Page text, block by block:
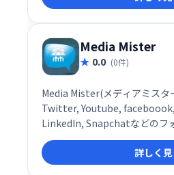
Media Mister
0.0 (0件)
Media Mister(メディアミス
Twitter, Youtube,
LinkedIn, Snapchatなどのフ
外のサービスです。
詳しく